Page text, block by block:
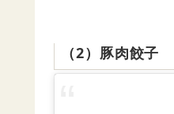
（2）豚肉餃子